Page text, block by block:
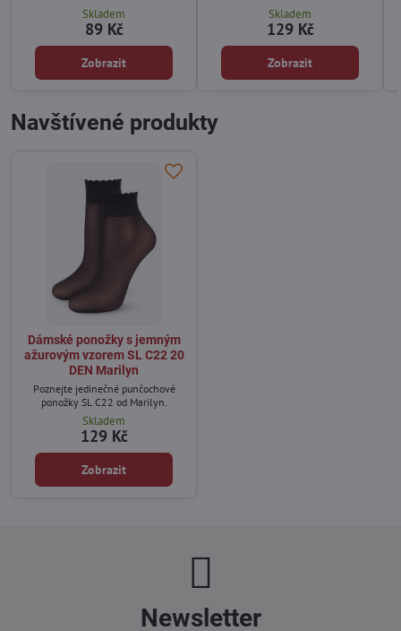
Skladem
89 Kč
Zobrazit
Skladem
129 Kč
Zobrazit
Navštívené produkty
Dámské ponožky s jemným
ažurovým vzorem SL C22 20
DEN Marilyn
Poznejte jedinečné punčochové
ponožky SL C22 od Marilyn.
Skladem
129 Kč
Zobrazit
Newsletter